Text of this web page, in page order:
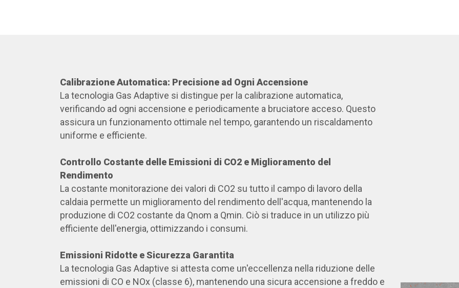
CalibrazioneAutomatica: Precisione ad Ogni Accensione
La tecnologia Gas Adaptive si distingue per la calibrazione automatica,
verificando ad ogni accensione e periodicamente a bruciatore acceso. Questo
assicura un funzionamento ottimale nel tempo, garantendo un riscaldamento
uniforme e efficiente.
Controllo Costante delle Emissioni di CO2 e Miglioramento del
Rendimento
La costante monitorazione dei valori di CO2 su tutto il campo di lavoro della
caldaia permette un miglioramento del rendimento dell'acqua, mantenendo la
produzione di CO2 costante da Qnom a Qmin. Ciò si traduce in un utilizzo più
efficiente dell'energia, ottimizzando i consumi.
Emissioni Ridotte e Sicurezza Garantita
La tecnologia Gas Adaptive si attesta come un'eccellenza nella riduzione delle
emissioni di CO e NOx (classe 6), mantenendo una sicura accensione a freddo e